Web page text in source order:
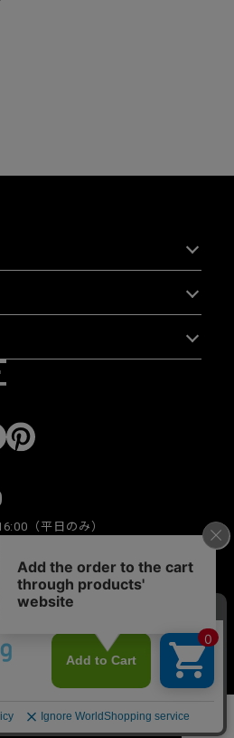
カートに入れる
（平日のみ）
ォーム
大橋 2-16-26 1F・2F
ます。
DESIGN CO., LTD.All right reserved.